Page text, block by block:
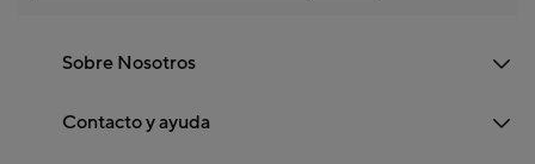
Sobre Nosotros
Contacto y ayuda